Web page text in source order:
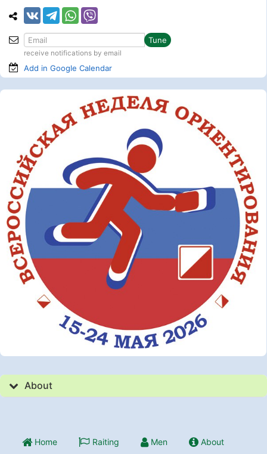
Tune
receive notifications by email
Add in Google Calendar
About
Home Raiting Men About